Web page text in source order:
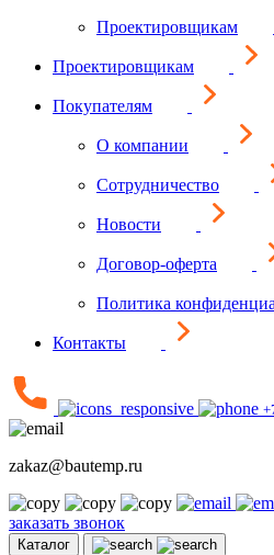
Проектировщикам
Проектировщикам
Покупателям
О компании
Сотрудничество
Новости
Договор-оферта
Политика
Контакты
zakaz@bautemp.ru
заказать звонок
Каталог